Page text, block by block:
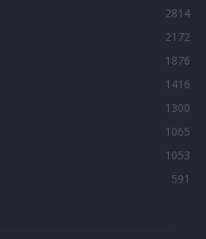
2814
2172
1876
1416
1300
1065
1053
591